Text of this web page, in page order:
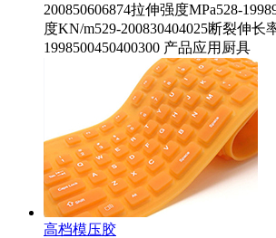
200850606874拉伸强度MPa528-
度KN/m529-200830404025断裂伸长
1998500450400300 产品应用厨具
高档模压胶